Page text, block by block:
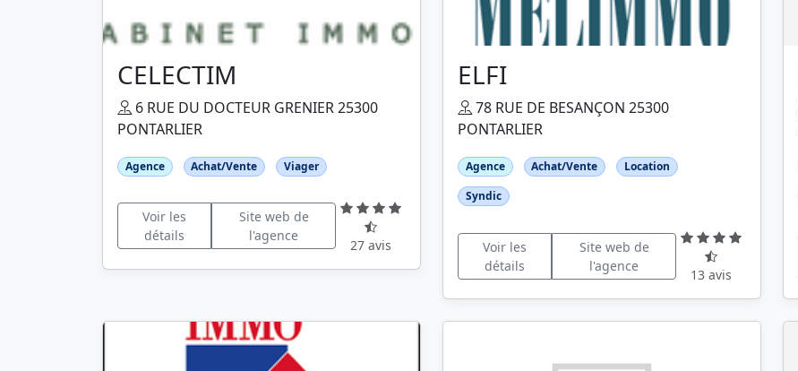
CELECTIM
6 RUE DU DOCTEUR GRENIER 25300
PONTARLIER
Agence Achat/Vente Viager
Voir les
détails
Site web de
l'agence
27 avis
ELFI
78 RUE DE BESANÇON 25300
PONTARLIER
Agence Achat/Vente
Location
Syndic
Voir les
détails
Site web de
l'agence
13 avis